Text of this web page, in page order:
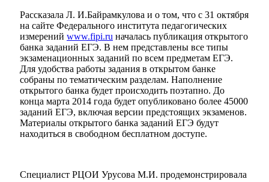
Рассказала Л. И.Байрамкулова и о том, что с 31 октября
на сайте Федерального института педагогических
измерений www.fipi.ru началась публикация открытого
банка заданий ЕГЭ. В нем представлены все типы
экзаменационных заданий по всем предметам ЕГЭ.
Для удобства работы задания в открытом банке
собраны по тематическим разделам. Наполнение
открытого банка будет происходить поэтапно. До
конца марта 2014 года будет опубликовано более 45000
заданий ЕГЭ, включая версии предстоящих экзаменов.
Материалы открытого банка заданий ЕГЭ будут
находиться в свободном бесплатном доступе.
Специалист РЦОИ Урусова М.И. продемонстрировала